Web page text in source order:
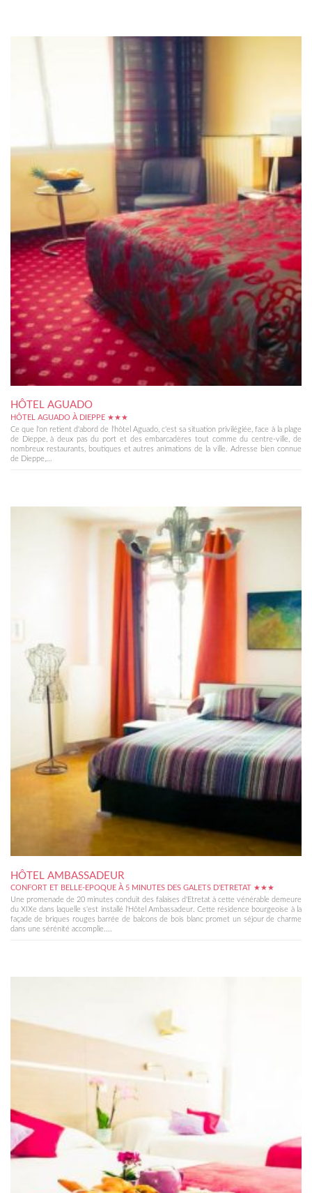
HÔTEL AGUADO
HÔTEL AGUADO À DIEPPE ★★★
Ce que l'on retient d'abord de l'hôtel Aguado, c'est sa situation privilégiée, face à la plage
de Dieppe, à deux pas du port et des embarcadères tout comme du centre-ville, de
nombreux restaurants, boutiques et autres animations de la ville. Adresse bien connue
de Dieppe,...
HÔTEL AMBASSADEUR
CONFORT ET BELLE-EPOQUE À 5 MINUTES DES GALETS D'ETRETAT ★★★
Une promenade de 20 minutes conduit des falaises d'Etretat à cette vénérable demeure
du XIXe dans laquelle s'est installé l'Hôtel Ambassadeur. Cette résidence bourgeoise à la
façade de briques rouges barrée de balcons de bois blanc promet un séjour de charme
dans une sérénité accomplie....